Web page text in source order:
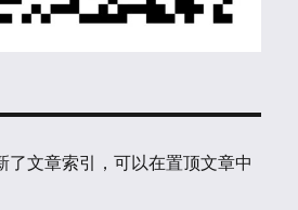
了文章索引，可以在置顶文章中